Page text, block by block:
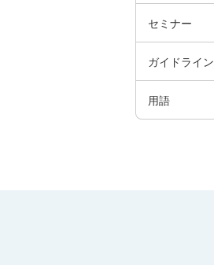
セミナー
ガイドライン
用語